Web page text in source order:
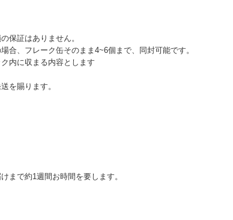
保証はありません。
合、フレーク缶そのまま4~6個まで、同封可能です。
内に収まる内容とします
を賜ります。
まで約1週間お時間を要します。